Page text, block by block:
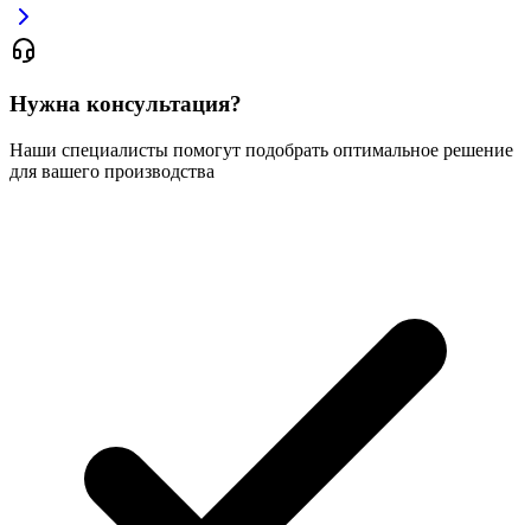
Нужна консультация?
Наши специалисты помогут подобрать оптимальное решение
для вашего производства